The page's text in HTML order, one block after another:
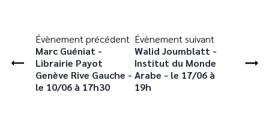
Évènement précédent
Marc Guéniat -
Librairie Payot
Genève Rive Gauche -
le 10/06 à 17h30
Évènement suivant
Walid Joumblatt -
Institut du Monde
Arabe - le 17/06 à
19h